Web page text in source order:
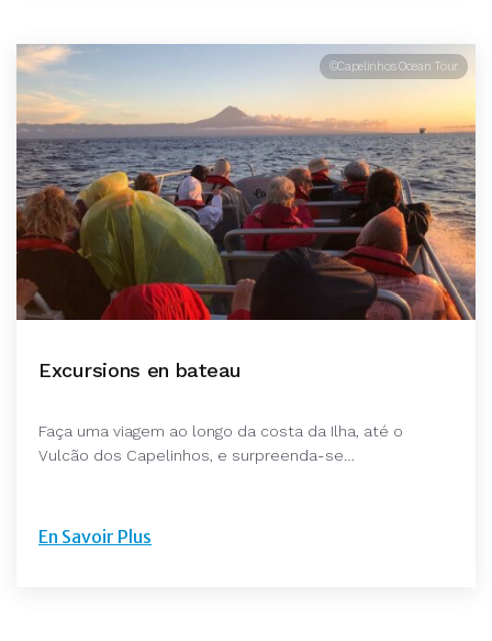
©Capelinhos Ocean Tour
Excursions en bateau
Faça uma viagem ao longo da costa da Ilha, até o
Vulcão dos Capelinhos, e surpreenda-se…
En Savoir Plus